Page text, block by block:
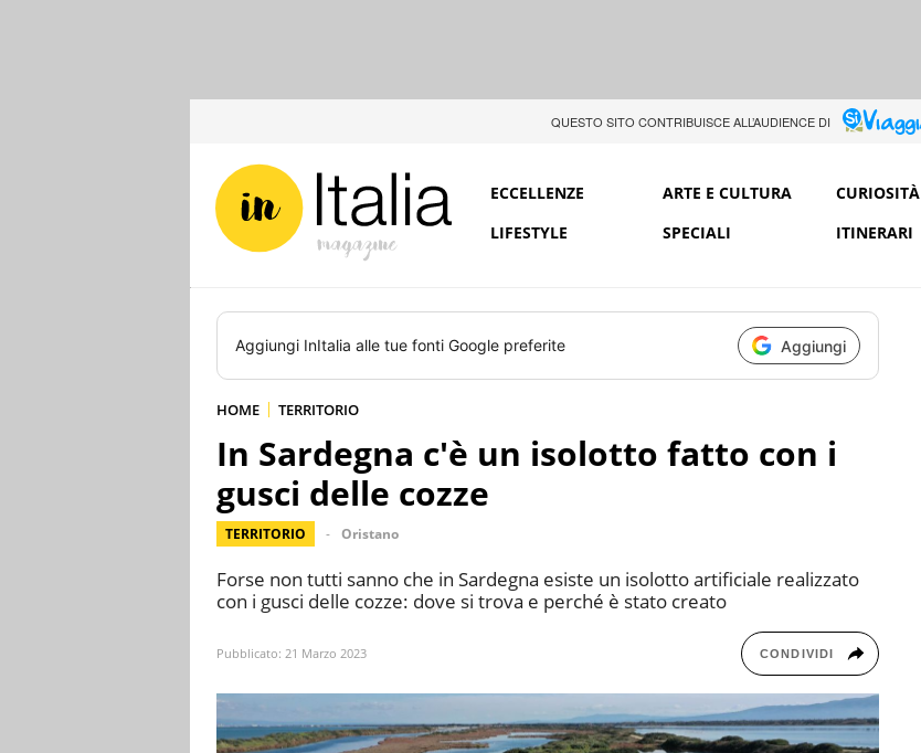
QUESTO SITO CONTRIBUISCE ALL’AUDIENCE DI
ECCELLENZE ARTE E CULTURA CURIOSITÀ
LIFESTYLE
SPECIALI ITINERARI
Aggiungi InItalia alle tue fonti Google preferite Aggiungi
HOME TERRITORIO
In Sardegna c'è un isolotto fatto con i
gusci delle cozze
TERRITORIO Oristano
Forse non tutti sanno che in Sardegna esiste un isolotto artificiale realizzato
con i gusci delle cozze: dove si trova e perché è stato creato
Pubblicato: 21 Marzo 2023 CONDIVIDI